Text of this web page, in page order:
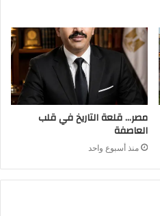
مصر… قلعة التاريخ في قلب
العاصفة
منذ أسبوع واحد